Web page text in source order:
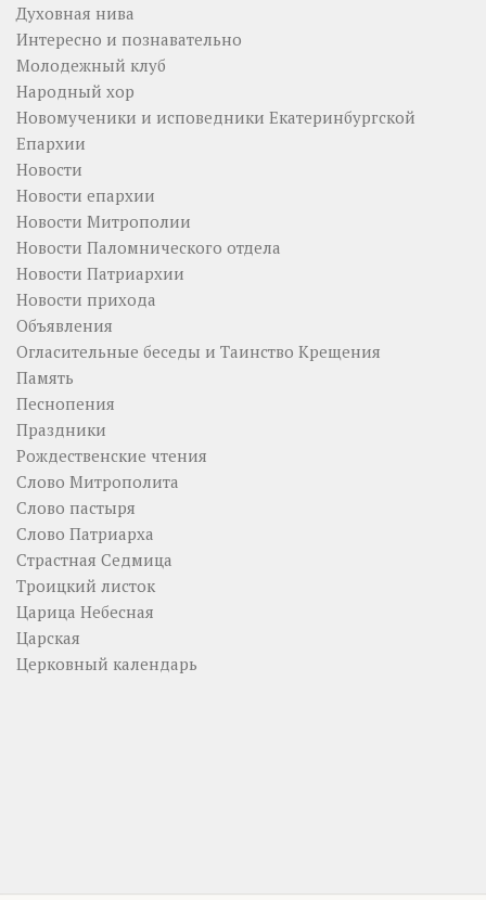
Духовная нива
Интересно и познавательно
Молодежный клуб
Народный хор
Новомученики и исповедники Екатеринбургской
Епархии
Новости
Новости епархии
Новости Митрополии
Новости Паломнического отдела
Новости Патриархии
Новости прихода
Объявления
Огласительные беседы и Таинство Крещения
Память
Песнопения
Праздники
Рождественские чтения
Слово Митрополита
Слово пастыря
Слово Патриарха
Страстная Седмица
Троицкий листок
Царица Небесная
Царская
Церковный календарь